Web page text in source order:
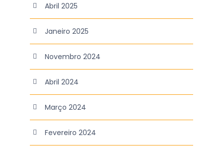
Abril 2025
Janeiro 2025
Novembro 2024
Abril 2024
Março 2024
Fevereiro 2024